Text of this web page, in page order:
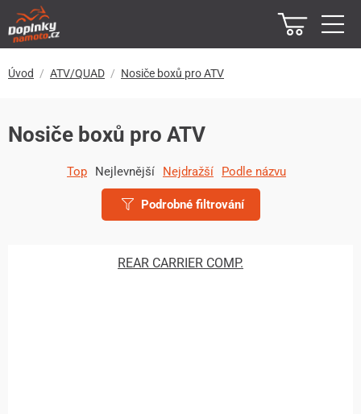
Úvod ATV/QUAD Nosiče boxů pro ATV
Nosiče boxů pro ATV
Top Nejlevnější Nejdražší Podle názvu
Podrobné filtrování
REAR CARRIER COMP.